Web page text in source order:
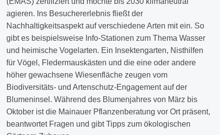
agieren. Ins Besuchererlebnis fließt der
Nachhaltigkeitsaspekt auf verschiedene Arten mit ein. So
gibt es beispielsweise Info-Stationen zum Thema Wasser
und heimische Vogelarten. Ein Insektengarten, Nisthilfen
für Vögel, Fledermauskästen und die eine oder andere
höher gewachsene Wiesenfläche zeugen vom
Biodiversitäts- und Artenschutz-Engagement auf der
Blumeninsel. Während des Blumenjahres von März bis
Oktober ist die Mainauer Pflanzenberatung vor Ort präsent,
beantwortet Fragen und gibt Tipps zum ökologischen